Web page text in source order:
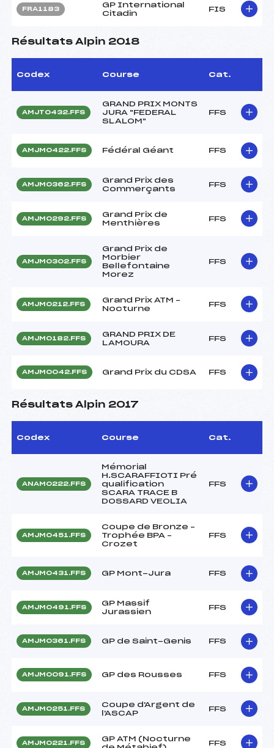
FRA1183
GP International
Citadin
FIS
Résultats Alpin 2018
Codex Course Cat.
AMJT0432.FFS
GRAND PRIX MONTS
JURA "FEDERAL
SLALOM"
FFS
AMJM0422.FFS Fédéral Géant FFS
AMJM0362.FFS
Grand Prix des
Commerçants
FFS
AMJM0292.FFS
Grand Prix de
Menthières
FFS
AMJM0302.FFS
Grand Prix de
Morbier
Bellefontaine
Morez
FFS
AMJM0212.FFS
Grand Prix ATM –
Nocturne
FFS
AMJM0182.FFS
GRAND PRIX DE
LAMOURA
FFS
AMJM0042.FFS Grand Prix du CDSA FFS
Résultats Alpin 2017
Codex Course Cat.
ANAM0222.FFS
Mémorial
H.SCARAFFIOTI Pré
qualification
SCARA TRACE B
DOSSARD VEOLIA
FFS
AMJM0451.FFS
Coupe de Bronze –
Trophée BPA –
Crozet
FFS
AMJM0431.FFS GP Mont-Jura FFS
AMJM0491.FFS
GP Massif
Jurassien
FFS
AMJM0361.FFS GP de Saint-Genis FFS
AMJM0091.FFS GP des Rousses FFS
AMJM0251.FFS
Coupe d'Argent de
l'ASCAP
FFS
AMJM0221.FFS
GP ATM (Nocturne
FFS